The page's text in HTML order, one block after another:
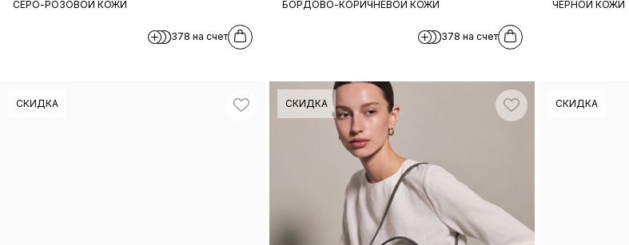
СЕРО-РОЗОВОЙ КОЖИ
378 на счет
БОРДОВО-КОРИЧНЕВОЙ КОЖИ
378 на счет
ЧЕРНОЙ КОЖИ
СКИДКА СКИДКА СКИДКА